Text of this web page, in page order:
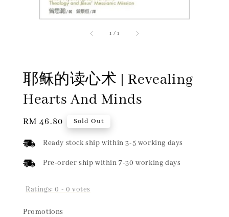
1 /1
耶稣的读心术 | Revealing
Hearts And Minds
Regular
RM 46.80 Sold Out
Ready stock ship within 3-5 working days
Pre-order ship within 7-30 working days
Ratings:0 - 0 votes
Promotions